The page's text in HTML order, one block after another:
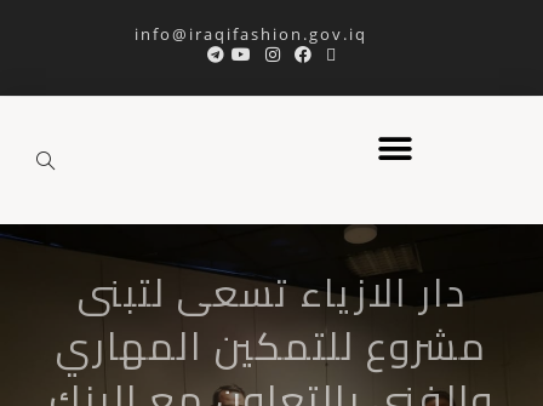
دار الازياء تسعى لتبنى
مشروع للتمكين المهاري